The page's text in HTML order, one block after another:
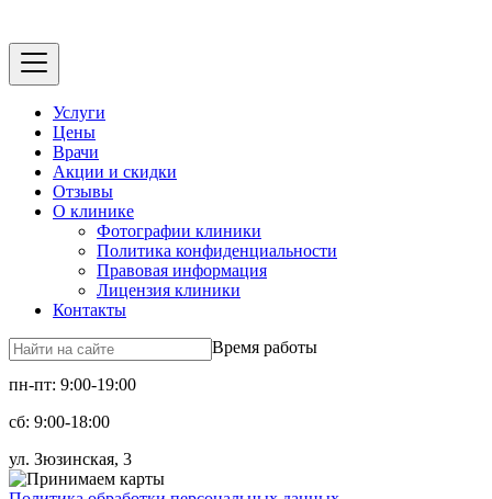
Услуги
Цены
Врачи
Акции и скидки
Отзывы
О клинике
Фотографии клиники
Политика конфиденциальности
Правовая информация
Лицензия клиники
Контакты
Время работы
пн-пт: 9:00-19:00
сб: 9:00-18:00
ул. Зюзинская, 3